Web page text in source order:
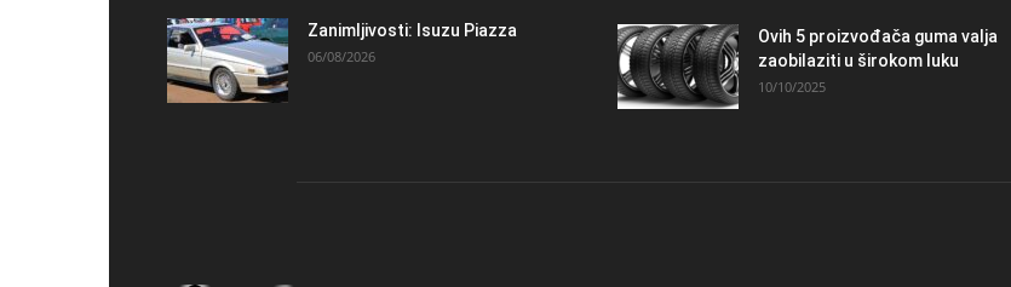
Zanimljivosti: Isuzu Piazza
06/08/2026
Ovih 5 proizvođača guma valja
zaobilaziti u širokom luku
10/10/2025